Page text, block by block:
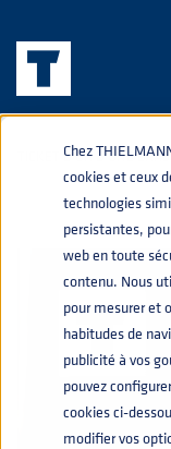
Chez
cookies et ceux
technologies
persistantes,
web en toute
contenu. Nous
pour mesurer et
habitudes de
publicité à vos
pouvez
cookies ci-
modifier vos
TICKET D'OR D'UNE